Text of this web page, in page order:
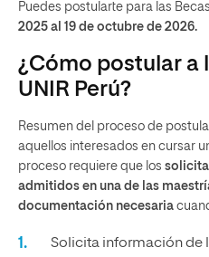
Puedes postularte para las
2025 al 19 de octubre de 2026.
¿Cómo postular a
UNIR Perú?
Resumen del proceso de
aquellos interesados en cursar
proceso requiere que los
admitidos en una de las
documentación necesaria
Solicita información de